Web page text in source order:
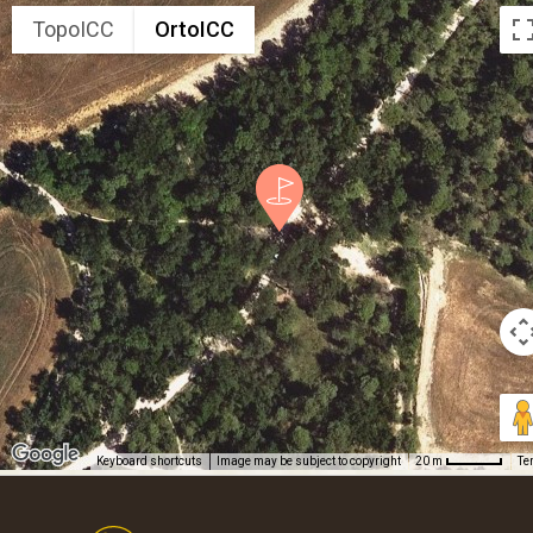
TopoICC OrtoICC
Keyboard shortcuts Image may be subject to copyright 20 m